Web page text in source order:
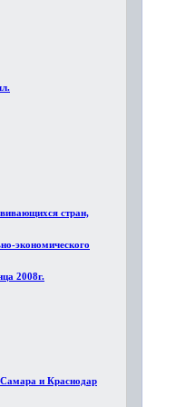
стран,
экономического
2008г.
Самара и Краснодар